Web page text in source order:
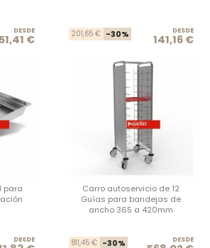
Precio base
Precio
DESDE
€ 201,65 € -30% DESDE
141,16 €
para
Precio base
Precio
DESDE
Carro autoservicio de 12
Guías para bandejas de
ancho 365 a 420mm
811,45 € -30% DESDE